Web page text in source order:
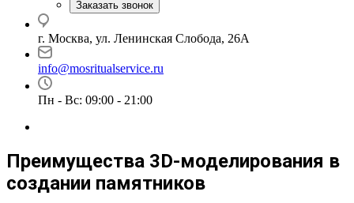
Заказать звонок
г. Москва, ул. Ленинская Слобода, 26А
info@mosritualservice.ru
Пн - Вс: 09:00 - 21:00
Преимущества 3D-моделирования в
создании памятников